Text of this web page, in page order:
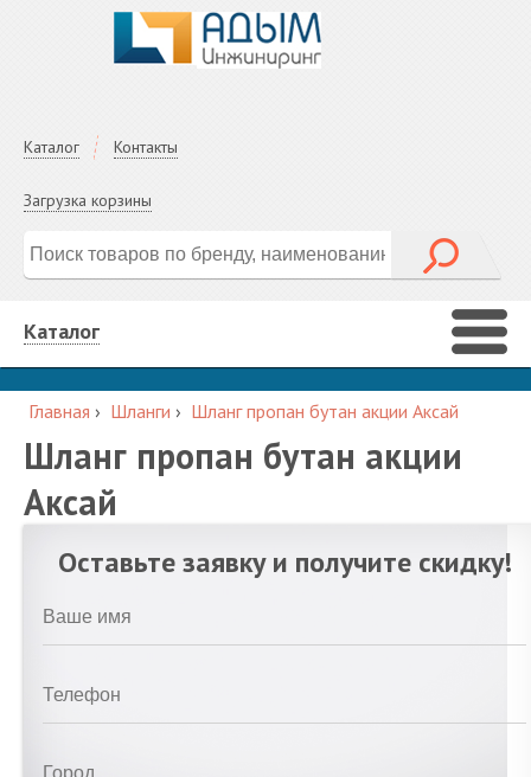
Каталог Контакты
Загрузка корзины
Каталог
Главная › Шланги › Шланг пропан бутан акции Аксай
Шланг пропан бутан акции
Аксай
Оставьте заявку и получите скидку!